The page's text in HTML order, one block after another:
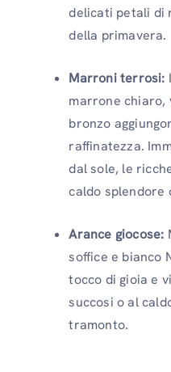
delicati petali di
della primavera.
Marroni terrosi:
marrone chiaro,
bronzo
raffinatezza.
dal sole, le
caldo splendore
Arance giocose:
soffice e bianco
tocco di gioia e
succosi o al
tramonto.